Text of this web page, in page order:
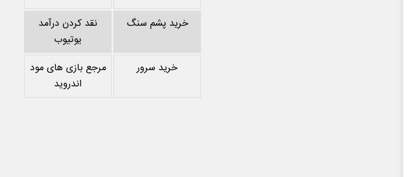
خرید پشم سنگ
نقد کردن درآمد
یوتیوب
خرید سرور
مرجع بازی های مود
اندروید